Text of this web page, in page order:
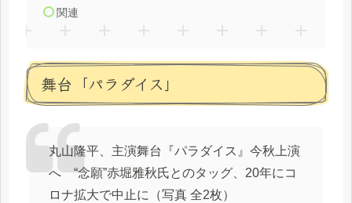
関連
舞台「パラダイス」
丸山隆平、主演舞台『パラダイス』今秋上演
へ “念願”赤堀雅秋氏とのタッグ、20年にコ
ロナ拡大で中止に（写真 全2枚）